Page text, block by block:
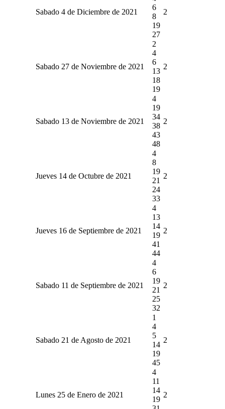
Sabado 4 de Diciembre de 2021
6
8
19
27
2
Sabado 27 de Noviembre de 2021
2
4
6
13
18
19
2
Sabado 13 de Noviembre de 2021
4
19
34
38
43
48
2
Jueves 14 de Octubre de 2021
4
8
19
21
24
33
2
Jueves 16 de Septiembre de 2021
4
13
14
19
41
44
2
Sabado 11 de Septiembre de 2021
4
6
19
21
25
32
2
Sabado 21 de Agosto de 2021
1
4
5
14
19
45
2
Lunes 25 de Enero de 2021
4
11
14
19
2